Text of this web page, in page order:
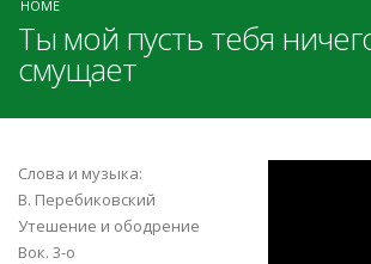
HOME
Ты мой пусть тебя
смущает
Слова и музыка:
В. Перебиковский
Утешение и ободрение
Вок. 3-о